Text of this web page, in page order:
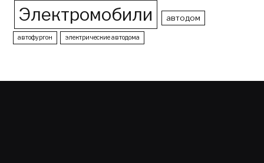
Электромобили автодом
автофургон электрические автодома